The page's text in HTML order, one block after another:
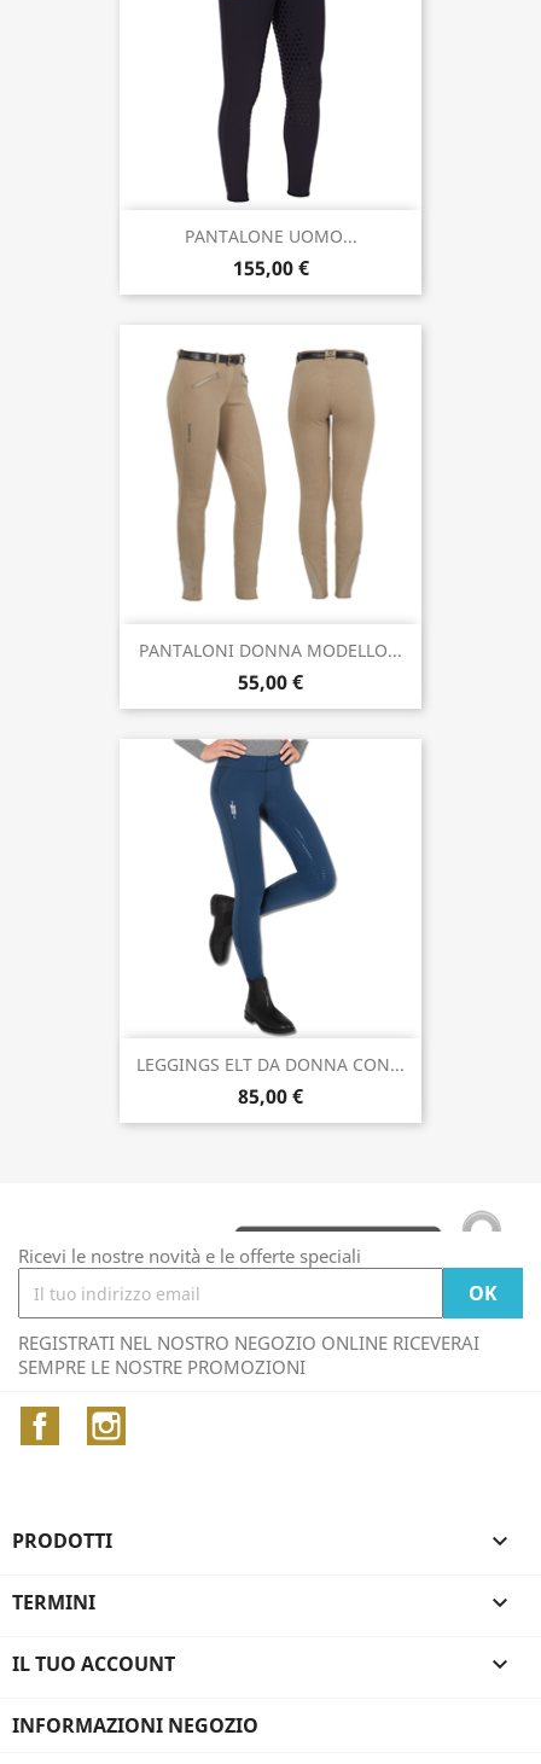
PANTALONE UOMO...
155,00 €
PANTALONI DONNA MODELLO...
55,00 €
LEGGINGS ELT DA DONNA CON...
85,00 €
Ricevi le nostre novità e le offerte speciali
REGISTRATI NEL NOSTRO NEGOZIO ONLINE RICEVERAI
SEMPRE LE NOSTRE PROMOZIONI
Facebook
PRODOTTI 
TERMINI 
IL TUO ACCOUNT 
INFORMAZIONI NEGOZIO